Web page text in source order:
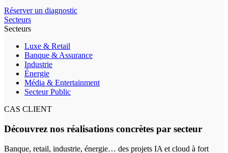
Réserver un diagnostic
Secteurs
Secteurs
Luxe & Retail
Banque & Assurance
Industrie
Énergie
Média & Entertainment
Secteur Public
CAS CLIENT
Découvrez nos réalisations concrètes par secteur
Banque, retail, industrie, énergie… des projets IA et cloud à fort